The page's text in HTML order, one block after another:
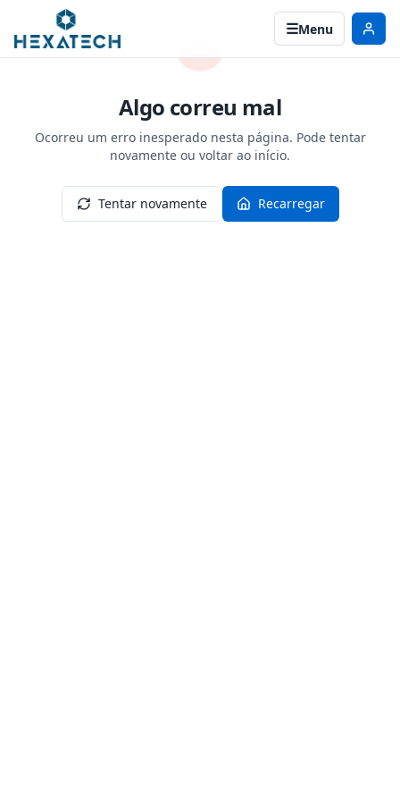
Menu
Algo correu mal
Ocorreu um erro inesperado nesta página. Pode tentar
novamente ou voltar ao início.
Tentar novamente Recarregar